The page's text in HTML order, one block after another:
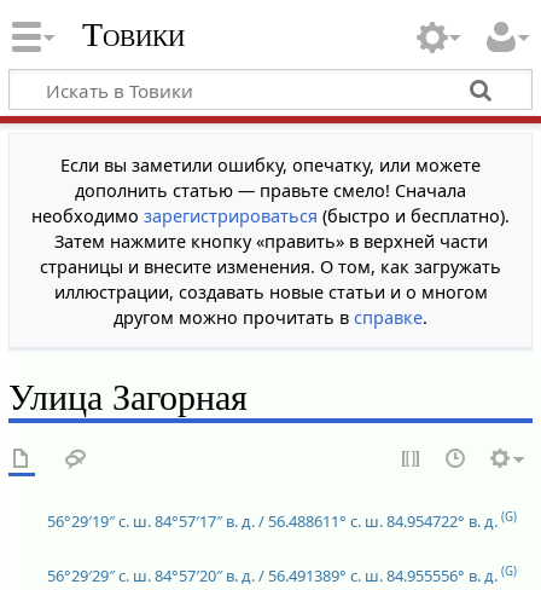
Товики
Если вы заметили ошибку, опечатку, или можете
дополнить статью — правьте смело! Сначала
необходимо зарегистрироваться (быстро и бесплатно).
Затем нажмите кнопку «править» в верхней части
страницы и внесите изменения. О том, как загружать
иллюстрации, создавать новые статьи и о многом
другом можно прочитать в справке.
Улица Загорная
56°29′19″ с. ш.84°57′17″ в. д./ 56.488611° с. ш.84.954722° в. д. (G)
56°29′29″ с. ш.84°57′20″ в. д./ 56.491389° с. ш.84.955556° в. д. (G)